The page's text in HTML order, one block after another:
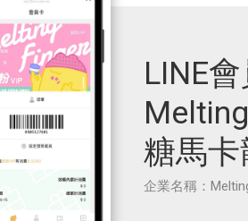
LINE
糖馬
企業名稱：